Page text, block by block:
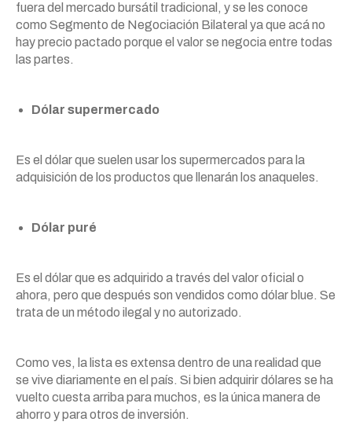
fuera del mercado bursátil tradicional, y se les conoce
como Segmento de Negociación Bilateral ya que acá no
hay precio pactado porque el valor se negocia entre todas
las partes.
Dólar supermercado
Es el dólar que suelen usar los supermercados para la
adquisición de los productos que llenarán los anaqueles.
Dólar puré
Es el dólar que es adquirido a través del valor oficial o
ahora, pero que después son vendidos como dólar blue. Se
trata de un método ilegal y no autorizado.
Como ves, la lista es extensa dentro de una realidad que
se vive diariamente en el país. Si bien adquirir dólares se ha
vuelto cuesta arriba para muchos, es la única manera de
ahorro y para otros de inversión.